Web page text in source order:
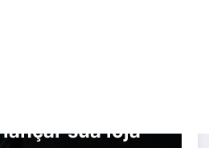
sua loja